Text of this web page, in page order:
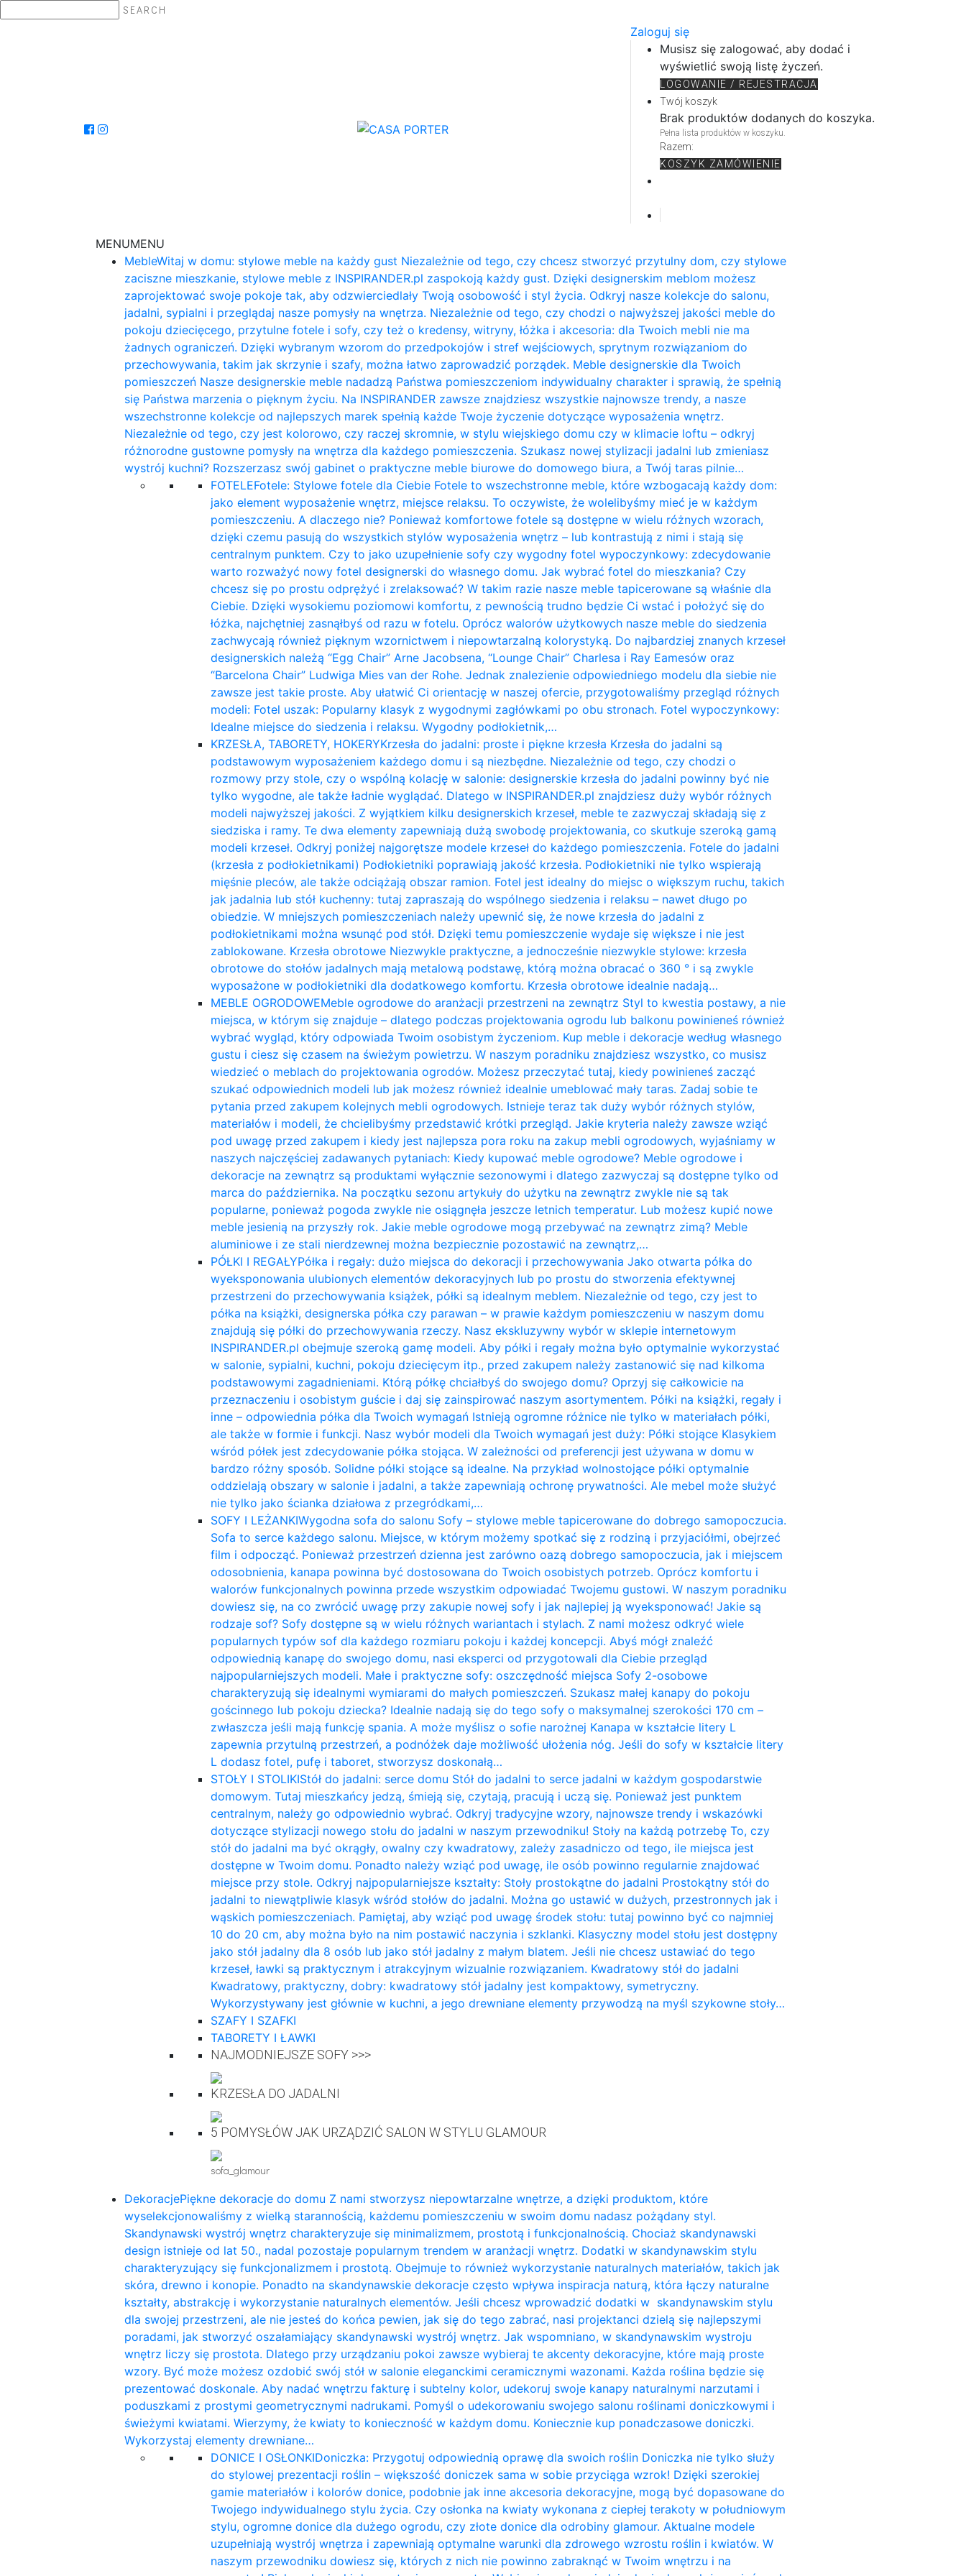
SEARCH
Zaloguj się
Musisz się zalogować, aby dodać i
wyświetlić swoją listę życzeń.
LOGOWANIE / REJESTRACJA
Twój koszyk
Brak produktów dodanych do koszyka.
Pełna lista produktów w koszyku.
Razem:
KOSZYK ZAMÓWIENIE
MENUMENU
MebleWitaj w domu: stylowe meble na każdy gust Niezależnie od tego, czy chcesz stworzyć przytulny dom, czy stylowe
zaciszne mieszkanie, stylowe meble z INSPIRANDER.pl zaspokoją każdy gust. Dzięki designerskim meblom możesz
zaprojektować swoje pokoje tak, aby odzwierciedlały Twoją osobowość i styl życia. Odkryj nasze kolekcje do salonu,
jadalni, sypialni i przeglądaj nasze pomysły na wnętrza. Niezależnie od tego, czy chodzi o najwyższej jakości meble do
pokoju dziecięcego, przytulne fotele i sofy, czy też o kredensy, witryny, łóżka i akcesoria: dla Twoich mebli nie ma
żadnych ograniczeń. Dzięki wybranym wzorom do przedpokojów i stref wejściowych, sprytnym rozwiązaniom do
przechowywania, takim jak skrzynie i szafy, można łatwo zaprowadzić porządek. Meble designerskie dla Twoich
pomieszczeń Nasze designerskie meble nadadzą Państwa pomieszczeniom indywidualny charakter i sprawią, że spełnią
się Państwa marzenia o pięknym życiu. Na INSPIRANDER zawsze znajdziesz wszystkie najnowsze trendy, a nasze
wszechstronne kolekcje od najlepszych marek spełnią każde Twoje życzenie dotyczące wyposażenia wnętrz.
Niezależnie od tego, czy jest kolorowo, czy raczej skromnie, w stylu wiejskiego domu czy w klimacie loftu – odkryj
różnorodne gustowne pomysły na wnętrza dla każdego pomieszczenia. Szukasz nowej stylizacji jadalni lub zmieniasz
wystrój kuchni? Rozszerzasz swój gabinet o praktyczne meble biurowe do domowego biura, a Twój taras pilnie…
FOTELEFotele: Stylowe fotele dla Ciebie Fotele to wszechstronne meble, które wzbogacają każdy dom:
jako element wyposażenie wnętrz, miejsce relaksu. To oczywiste, że wolelibyśmy mieć je w każdym
pomieszczeniu. A dlaczego nie? Ponieważ komfortowe fotele są dostępne w wielu różnych wzorach,
dzięki czemu pasują do wszystkich stylów wyposażenia wnętrz – lub kontrastują z nimi i stają się
centralnym punktem. Czy to jako uzupełnienie sofy czy wygodny fotel wypoczynkowy: zdecydowanie
warto rozważyć nowy fotel designerski do własnego domu. Jak wybrać fotel do mieszkania? Czy
chcesz się po prostu odprężyć i zrelaksować? W takim razie nasze meble tapicerowane są właśnie dla
Ciebie. Dzięki wysokiemu poziomowi komfortu, z pewnością trudno będzie Ci wstać i położyć się do
łóżka, najchętniej zasnąłbyś od razu w fotelu. Oprócz walorów użytkowych nasze meble do siedzenia
zachwycają również pięknym wzornictwem i niepowtarzalną kolorystyką. Do najbardziej znanych krzeseł
designerskich należą “Egg Chair” Arne Jacobsena, “Lounge Chair” Charlesa i Ray Eamesów oraz
“Barcelona Chair” Ludwiga Mies van der Rohe. Jednak znalezienie odpowiedniego modelu dla siebie nie
zawsze jest takie proste. Aby ułatwić Ci orientację w naszej ofercie, przygotowaliśmy przegląd różnych
modeli: Fotel uszak: Popularny klasyk z wygodnymi zagłówkami po obu stronach. Fotel wypoczynkowy:
Idealne miejsce do siedzenia i relaksu. Wygodny podłokietnik,…
KRZESŁA, TABORETY, HOKERYKrzesła do jadalni: proste i piękne krzesła Krzesła do jadalni są
podstawowym wyposażeniem każdego domu i są niezbędne. Niezależnie od tego, czy chodzi o
rozmowy przy stole, czy o wspólną kolację w salonie: designerskie krzesła do jadalni powinny być nie
tylko wygodne, ale także ładnie wyglądać. Dlatego w INSPIRANDER.pl znajdziesz duży wybór różnych
modeli najwyższej jakości. Z wyjątkiem kilku designerskich krzeseł, meble te zazwyczaj składają się z
siedziska i ramy. Te dwa elementy zapewniają dużą swobodę projektowania, co skutkuje szeroką gamą
modeli krzeseł. Odkryj poniżej najgorętsze modele krzeseł do każdego pomieszczenia. Fotele do jadalni
(krzesła z podłokietnikami) Podłokietniki poprawiają jakość krzesła. Podłokietniki nie tylko wspierają
mięśnie pleców, ale także odciążają obszar ramion. ​Fotel jest idealny do miejsc o większym ruchu, takich
jak jadalnia lub stół kuchenny: tutaj zapraszają do wspólnego siedzenia i relaksu – nawet długo po
obiedzie. W mniejszych pomieszczeniach należy upewnić się, że nowe krzesła do jadalni z
podłokietnikami można wsunąć pod stół. Dzięki temu pomieszczenie wydaje się większe i nie jest
zablokowane. Krzesła obrotowe Niezwykle praktyczne, a jednocześnie niezwykle stylowe: krzesła
obrotowe do stołów jadalnych mają metalową podstawę, którą można obracać o 360 ° i są zwykle
wyposażone w podłokietniki dla dodatkowego komfortu. Krzesła obrotowe idealnie nadają…
MEBLE OGRODOWEMeble ogrodowe do aranżacji przestrzeni na zewnątrz Styl to kwestia postawy, a nie
miejsca, w którym się znajduje – dlatego podczas projektowania ogrodu lub balkonu powinieneś również
wybrać wygląd, który odpowiada Twoim osobistym życzeniom. Kup meble i dekoracje według własnego
gustu i ciesz się czasem na świeżym powietrzu. W naszym poradniku znajdziesz wszystko, co musisz
wiedzieć o meblach do projektowania ogrodów. Możesz przeczytać tutaj, kiedy powinieneś zacząć
szukać odpowiednich modeli lub jak możesz również idealnie umeblować mały taras. Zadaj sobie te
pytania przed zakupem kolejnych mebli ogrodowych. Istnieje teraz tak duży wybór różnych stylów,
materiałów i modeli, że chcielibyśmy przedstawić krótki przegląd. Jakie kryteria należy zawsze wziąć
pod uwagę przed zakupem i kiedy jest najlepsza pora roku na zakup mebli ogrodowych, wyjaśniamy w
naszych najczęściej zadawanych pytaniach: Kiedy kupować meble ogrodowe? Meble ogrodowe i
dekoracje na zewnątrz są produktami wyłącznie sezonowymi i dlatego zazwyczaj są dostępne tylko od
marca do października. Na początku sezonu artykuły do ​​użytku na zewnątrz zwykle nie są tak
popularne, ponieważ pogoda zwykle nie osiągnęła jeszcze letnich temperatur. Lub możesz kupić nowe
meble jesienią na przyszły rok. Jakie meble ogrodowe mogą przebywać na zewnątrz zimą? Meble
aluminiowe i ze stali nierdzewnej można bezpiecznie pozostawić na zewnątrz,…
PÓŁKI I REGAŁYPółka i regały: dużo miejsca do dekoracji i przechowywania Jako otwarta półka do
wyeksponowania ulubionych elementów dekoracyjnych lub po prostu do stworzenia efektywnej
przestrzeni do przechowywania książek, półki są idealnym meblem. Niezależnie od tego, czy jest to
półka na książki, designerska półka czy parawan – w prawie każdym pomieszczeniu w naszym domu
znajdują się półki do przechowywania rzeczy. Nasz ekskluzywny wybór w sklepie internetowym
INSPIRANDER.pl obejmuje szeroką gamę modeli. Aby półki i regały można było optymalnie wykorzystać
w salonie, sypialni, kuchni, pokoju dziecięcym itp., przed zakupem należy zastanowić się nad kilkoma
podstawowymi zagadnieniami. Którą półkę chciałbyś do swojego domu? Oprzyj się całkowicie na
przeznaczeniu i osobistym guście i daj się zainspirować naszym asortymentem. Półki na książki, regały i
inne – odpowiednia półka dla Twoich wymagań Istnieją ogromne różnice nie tylko w materiałach półki,
ale także w formie i funkcji. Nasz wybór modeli dla Twoich wymagań jest duży: Półki stojące Klasykiem
wśród półek jest zdecydowanie półka stojąca. W zależności od preferencji jest używana w domu w
bardzo różny sposób. Solidne półki stojące są idealne. Na przykład wolnostojące półki optymalnie
oddzielają obszary w salonie i jadalni, a także zapewniają ochronę prywatności. Ale mebel może służyć
nie tylko jako ścianka działowa z przegródkami,…
SOFY I LEŻANKIWygodna sofa do salonu Sofy – stylowe meble tapicerowane do dobrego samopoczucia.
Sofa to serce każdego salonu. Miejsce, w którym możemy spotkać się z rodziną i przyjaciółmi, obejrzeć
film i odpocząć. Ponieważ przestrzeń dzienna jest zarówno oazą dobrego samopoczucia, jak i miejscem
odosobnienia, kanapa powinna być dostosowana do Twoich osobistych potrzeb. Oprócz komfortu i
walorów funkcjonalnych powinna przede wszystkim odpowiadać Twojemu gustowi. W naszym poradniku
dowiesz się, na co zwrócić uwagę przy zakupie nowej sofy i jak najlepiej ją wyeksponować! Jakie są
rodzaje sof? Sofy dostępne są w wielu różnych wariantach i stylach. Z nami możesz odkryć wiele
popularnych typów sof dla każdego rozmiaru pokoju i każdej koncepcji. Abyś mógł znaleźć
odpowiednią kanapę do swojego domu, nasi eksperci od przygotowali dla Ciebie przegląd
najpopularniejszych modeli. Małe i praktyczne sofy: oszczędność miejsca Sofy 2-osobowe
charakteryzują się idealnymi wymiarami do małych pomieszczeń. Szukasz małej kanapy do pokoju
gościnnego lub pokoju dziecka? Idealnie nadają się do tego sofy o maksymalnej szerokości 170 cm –
zwłaszcza jeśli mają funkcję spania. A może myślisz o sofie narożnej Kanapa w kształcie litery L
zapewnia przytulną przestrzeń, a podnóżek daje możliwość ułożenia nóg. Jeśli do sofy w kształcie litery
L dodasz fotel, pufę i taboret, stworzysz doskonałą…
STOŁY I STOLIKIStół do jadalni: serce domu Stół do jadalni to serce jadalni w każdym gospodarstwie
domowym. Tutaj mieszkańcy jedzą, śmieją się, czytają, pracują i uczą się. Ponieważ jest punktem
centralnym, należy go odpowiednio wybrać. Odkryj tradycyjne wzory, najnowsze trendy i wskazówki
dotyczące stylizacji nowego stołu do jadalni w naszym przewodniku! Stoły na każdą potrzebę To, czy
stół do jadalni ma być okrągły, owalny czy kwadratowy, zależy zasadniczo od tego, ile miejsca jest
dostępne w Twoim domu. Ponadto należy wziąć pod uwagę, ile osób powinno regularnie znajdować
miejsce przy stole. Odkryj najpopularniejsze kształty: Stoły prostokątne do jadalni Prostokątny stół do
jadalni to niewątpliwie klasyk wśród stołów do jadalni. Można go ustawić w dużych, przestronnych jak i
wąskich pomieszczeniach. Pamiętaj, aby wziąć pod uwagę środek stołu: tutaj powinno być co najmniej
10 do 20 cm, aby można było na nim postawić naczynia i szklanki. Klasyczny model stołu jest dostępny
jako stół jadalny dla 8 osób lub jako stół jadalny z małym blatem. Jeśli nie chcesz ustawiać do tego
krzeseł, ławki są praktycznym i atrakcyjnym wizualnie rozwiązaniem. Kwadratowy stół do ​​jadalni
Kwadratowy, praktyczny, dobry: kwadratowy stół jadalny jest kompaktowy, symetryczny.
Wykorzystywany jest głównie w kuchni, a jego drewniane elementy przywodzą na myśl szykowne stoły…
SZAFY I SZAFKI
TABORETY I ŁAWKI
NAJMODNIEJSZE SOFY >>>
KRZESŁA DO JADALNI
5 POMYSŁÓW JAK URZĄDZIĆ SALON W STYLU GLAMOUR
sofa_glamour
DekoracjePiękne dekoracje do domu Z nami stworzysz niepowtarzalne wnętrze, a dzięki produktom, które
wyselekcjonowaliśmy z wielką starannością, każdemu pomieszczeniu w swoim domu nadasz pożądany styl.
Skandynawski wystrój wnętrz charakteryzuje się minimalizmem, prostotą i funkcjonalnością. Chociaż skandynawski
design istnieje od lat 50., nadal pozostaje popularnym trendem w aranżacji wnętrz. Dodatki w skandynawskim stylu
charakteryzujący się funkcjonalizmem i prostotą. Obejmuje to również wykorzystanie naturalnych materiałów, takich jak
skóra, drewno i konopie. Ponadto na skandynawskie dekoracje często wpływa inspiracja naturą, która łączy naturalne
kształty, abstrakcję i wykorzystanie naturalnych elementów. Jeśli chcesz wprowadzić dodatki w skandynawskim stylu
dla swojej przestrzeni, ale nie jesteś do końca pewien, jak się do tego zabrać, nasi projektanci dzielą się najlepszymi
poradami, jak stworzyć oszałamiający skandynawski wystrój wnętrz. Jak wspomniano, w skandynawskim wystroju
wnętrz liczy się prostota. Dlatego przy urządzaniu pokoi zawsze wybieraj te akcenty dekoracyjne, które mają proste
wzory. Być może możesz ozdobić swój stół w salonie eleganckimi ceramicznymi wazonami. Każda roślina będzie się
prezentować doskonale. Aby nadać wnętrzu fakturę i subtelny kolor, udekoruj swoje kanapy naturalnymi narzutami i
poduszkami z prostymi geometrycznymi nadrukami. Pomyśl o udekorowaniu swojego salonu roślinami doniczkowymi i
świeżymi kwiatami. Wierzymy, że kwiaty to konieczność w każdym domu. Koniecznie kup ponadczasowe doniczki.
Wykorzystaj elementy drewniane…
DONICE I OSŁONKIDoniczka: Przygotuj odpowiednią oprawę dla swoich roślin Doniczka nie tylko służy
do stylowej prezentacji roślin – większość doniczek sama w sobie przyciąga wzrok! Dzięki szerokiej
gamie materiałów i kolorów donice, podobnie jak inne akcesoria dekoracyjne, mogą być dopasowane do
Twojego indywidualnego stylu życia. Czy osłonka na kwiaty wykonana z ciepłej terakoty w południowym
stylu, ogromne donice dla dużego ogrodu, czy złote donice dla odrobiny glamour. Aktualne modele
uzupełniają wystrój wnętrza i zapewniają optymalne warunki dla zdrowego wzrostu roślin i kwiatów. W
naszym przewodniku dowiesz się, których z nich nie powinno zabraknąć w Twoim wnętrzu i na